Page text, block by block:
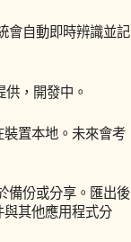
會自動即時辨識並記
，開發中。
置本地。未來會考
備份或分享。匯出後
其他應用程式分